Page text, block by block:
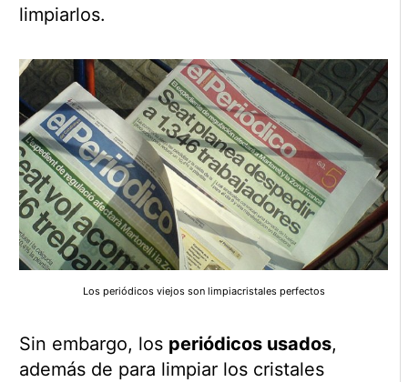
limpiarlos.
Los periódicos viejos son limpiacristales perfectos
Sin embargo, los periódicos usados,
además de para limpiar los cristales